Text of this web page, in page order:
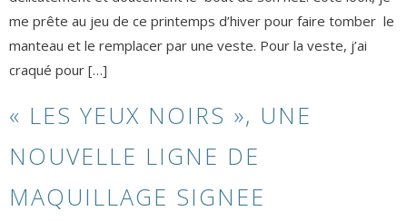
me prête au jeu de ce printemps d’hiver pour faire tomber le
manteau et le remplacer par une veste. Pour la veste, j’ai
craqué pour […]
« LES YEUX NOIRS », UNE
NOUVELLE LIGNE DE
MAQUILLAGE SIGNEE